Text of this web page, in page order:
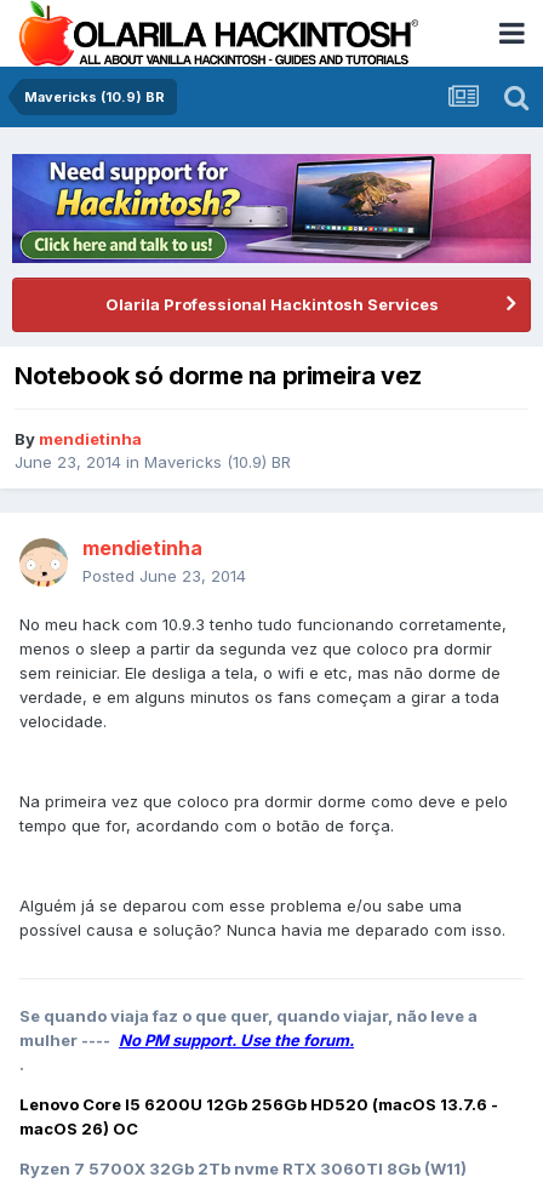
Mavericks (10.9) BR
Olarila Professional Hackintosh Services
Notebook só dorme na primeira vez
By mendietinha
June 23, 2014 in Mavericks (10.9) BR
mendietinha
Posted June 23, 2014
No meu hack com 10.9.3 tenho tudo funcionando corretamente,
menos o sleep a partir da segunda vez que coloco pra dormir
sem reiniciar. Ele desliga a tela, o wifi e etc, mas não dorme de
verdade, e em alguns minutos os fans começam a girar a toda
velocidade.
Na primeira vez que coloco pra dormir dorme como deve e pelo
tempo que for, acordando com o botão de força.
Alguém já se deparou com esse problema e/ou sabe uma
possível causa e solução? Nunca havia me deparado com isso.
Se quando viaja faz o que quer, quando viajar, não leve a
mulher ---- No PM support. Use the forum.
.
Lenovo Core I5 6200U 12Gb 256Gb HD520 (macOS 13.7.6 -
macOS 26) OC
Ryzen 7 5700X 32Gb 2Tb nvme RTX 3060TI 8Gb (W11)